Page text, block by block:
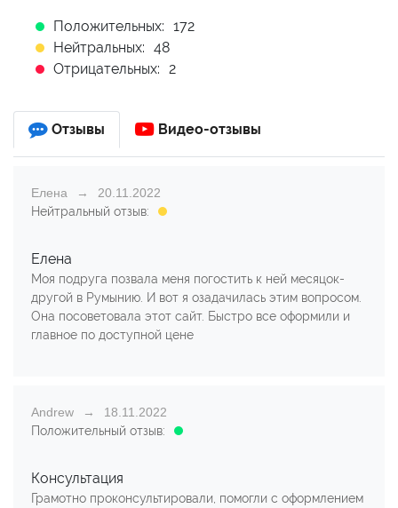
Положительных: 172
Нейтральных: 48
Отрицательных:
2
Отзывы Видео-отзывы
Елена
20.11.2022
Нейтральный отзыв:
Елена
Моя подруга позвала меня погостить к ней месяцок-
другой в Румынию. И вот я озадачилась этим вопросом.
Она посоветовала этот сайт. Быстро все оформили и
главное по доступной цене
Andrew
18.11.2022
Положительный отзыв:
Консультация
Грамотно проконсультировали, помогли с оформлением